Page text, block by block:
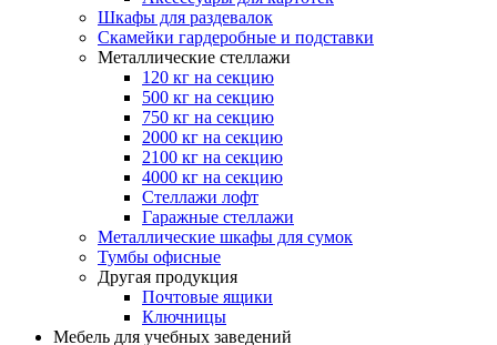
Шкафы для раздевалок
Скамейки гардеробные и подставки
Металлические стеллажи
120 кг на секцию
500 кг на секцию
750 кг на секцию
2000 кг на секцию
2100 кг на секцию
4000 кг на секцию
Стеллажи лофт
Гаражные стеллажи
Металлические шкафы для сумок
Тумбы офисные
Другая продукция
Почтовые ящики
Ключницы
Мебель для учебных заведений